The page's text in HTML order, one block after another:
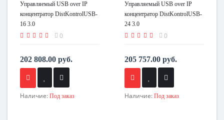
Управляемый USB over IP
концентратор DistKontrolUSB-
16 3.0
0
202 808.00 руб.
Наличие: Под заказ
Управляемый USB over IP
концентратор DistKontrolUSB-
24 3.0
0
205 757.00 руб.
Наличие: Под заказ